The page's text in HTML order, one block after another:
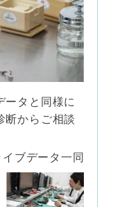
ータと同様に
断からご相談
イブデータ一同